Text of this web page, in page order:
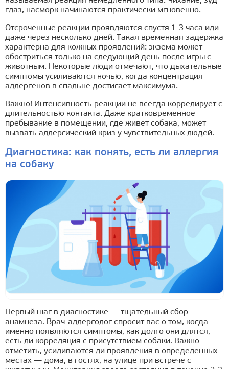
глаз, насморк начинаются практически мгновенно.
Отсроченные реакции проявляются спустя 1-3 часа или
даже через несколько дней. Такая временная задержка
характерна для кожных проявлений: экзема может
обостриться только на следующий день после игры с
животным. Некоторые люди отмечают, что дыхательные
симптомы усиливаются ночью, когда концентрация
аллергенов в спальне достигает максимума.
Важно! Интенсивность реакции не всегда коррелирует с
длительностью контакта. Даже кратковременное
пребывание в помещении, где живет собака, может
вызвать аллергический криз у чувствительных людей.
Диагностика: как понять, есть ли аллергия
на собаку
Первый шаг в диагностике — тщательный сбор
анамнеза. Врач-аллерголог спросит вас о том, когда
именно появляются симптомы, как долго они длятся,
есть ли корреляция с присутствием собаки. Важно
отметить, усиливаются ли проявления в определенных
местах — дома, в гостях, на улице при встрече с